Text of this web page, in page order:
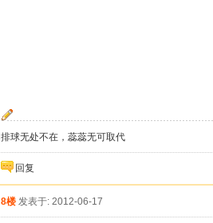
排球无处不在，蕊蕊无可取代
回复
8楼 发表于: 2012-06-17